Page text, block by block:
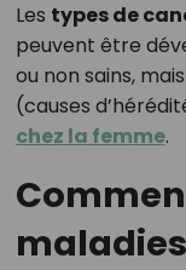
Les types de
peuvent être
ou non sains,
(causes
chez la femme.